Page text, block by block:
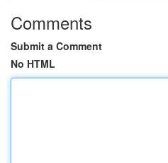
Comments
Submit a Comment
No HTML